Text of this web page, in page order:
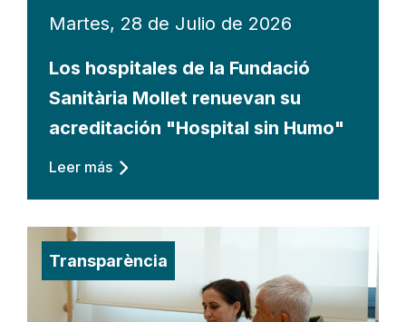
Martes, 28 de Julio de 2026
Los hospitales de la Fundació
Sanitària Mollet renuevan su
acreditación "Hospital sin Humo"
Leer más
Transparència